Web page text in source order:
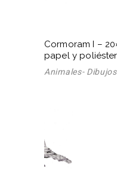
Cormoram I –
papel y poliéster
Animales- Dibujos